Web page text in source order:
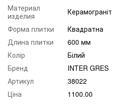
Материал
изделия
Керамограніт
Форма плитки
Квадратна
Длина плитки
600 мм
Колір
Білий
Бренд
INTER GRES
Артикул
38022
Ціна
1100.00